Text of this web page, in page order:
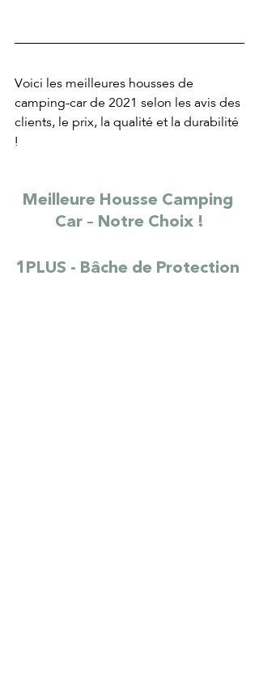
Voici les meilleures housses de
camping-car de 2021 selon les avis des
clients, le prix, la qualité et la durabilité
!
Meilleure Housse Camping
Car – Notre Choix !
1PLUS - Bâche de Protection